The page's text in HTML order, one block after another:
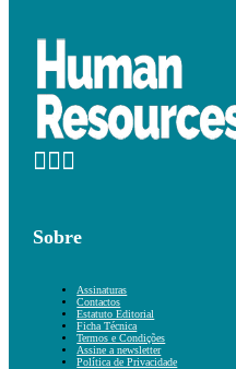
Sobre
Assinaturas
Contactos
Estatuto Editorial
Ficha Técnica
Termos e Condições
Assine a newsletter
Política de Privacidade